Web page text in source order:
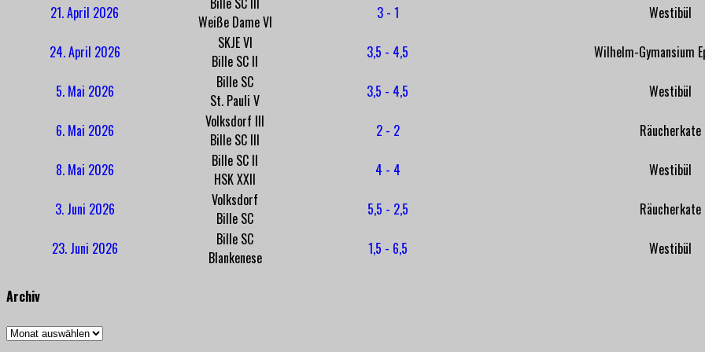
21. April 2026
Weiße Dame VI
3 - 1 Westibül
24. April 2026
SKJE VI
Bille SC II
3,5 - 4,5 Wilhelm-Gymansium
5. Mai 2026
Bille SC
St. Pauli V
3,5 - 4,5 Westibül
6. Mai 2026
Volksdorf III
Bille SC III
2 - 2 Räucherkate
8. Mai 2026
Bille SC II
HSK XXII
4 - 4 Westibül
3. Juni 2026
Volksdorf
Bille SC
5,5 - 2,5 Räucherkate
23. Juni 2026
Bille SC
Blankenese
1,5 - 6,5 Westibül
Archiv
Archiv